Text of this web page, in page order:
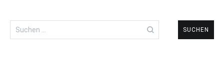
Suchen
nach: